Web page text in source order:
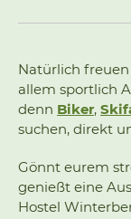
Natürlich freuen
allem sportlich
denn Biker,
suchen, direkt
Gönnt eurem
genießt eine
Hostel